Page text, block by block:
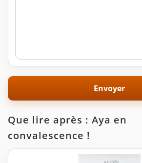
Que lire après : Aya en
convalescence !